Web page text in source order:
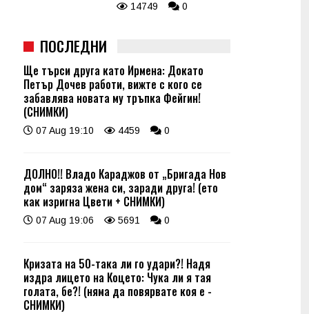
14749 0
ПОСЛЕДНИ
Ще търси друга като Ирмена: Докато
Петър Дочев работи, вижте с кого се
забавлява новата му тръпка Фейгин!
(СНИМКИ)
07 Aug 19:10 4459 0
ДОЛНО!! Владо Караджов от „Бригада Нов
дом“ заряза жена си, заради друга! (ето
как изригна Цвети + СНИМКИ)
07 Aug 19:06 5691 0
Кризата на 50-така ли го удари?! Надя
издра лицето на Коцето: Чука ли я тая
голата, бе?! (няма да повярвате коя е -
СНИМКИ)